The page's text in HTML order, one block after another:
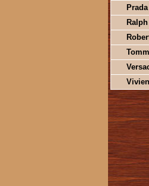
Prada